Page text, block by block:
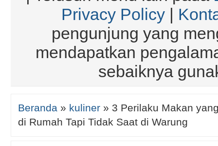
Privacy Policy|
pengunjung yang
mendapatkan
sebaiknya
Beranda » kuliner » 3 Perilaku Makan
di Rumah Tapi Tidak Saat di Warung